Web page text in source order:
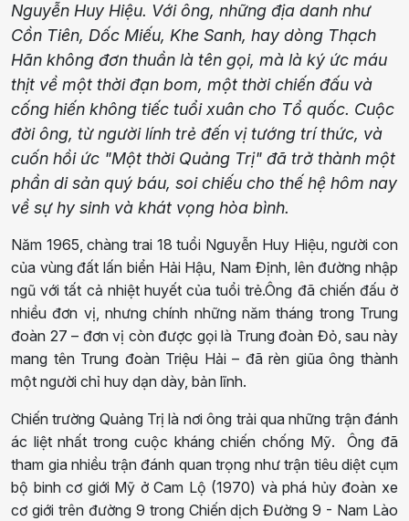
Nguyễn Huy Hiệu. Với ông, những địa danh như
Cồn Tiên, Dốc Miếu, Khe Sanh, hay dòng Thạch
Hãn không đơn thuần là tên gọi, mà là ký ức máu
thịt về một thời đạn bom, một thời chiến đấu và
cống hiến không tiếc tuổi xuân cho Tổ quốc. Cuộc
đời ông, từ người lính trẻ đến vị tướng trí thức, và
cuốn hồi ức "Một thời Quảng Trị" đã trở thành một
phần di sản quý báu, soi chiếu cho thế hệ hôm nay
về sự hy sinh và khát vọng hòa bình.
Năm 1965, chàng trai 18 tuổi Nguyễn Huy Hiệu, người con
của vùng đất lấn biển Hải Hậu, Nam Định, lên đường nhập
ngũ với tất cả nhiệt huyết của tuổi trẻ.Ông đã chiến đấu ở
nhiều đơn vị, nhưng chính những năm tháng trong Trung
đoàn 27 – đơn vị còn được gọi là Trung đoàn Đỏ, sau này
mang tên Trung đoàn Triệu Hải – đã rèn giũa ông thành
một người chỉ huy dạn dày, bản lĩnh.
Chiến trường Quảng Trị là nơi ông trải qua những trận đánh
ác liệt nhất trong cuộc kháng chiến chống Mỹ. Ông đã
tham gia nhiều trận đánh quan trọng như trận tiêu diệt cụm
bộ binh cơ giới Mỹ ở Cam Lộ (1970) và phá hủy đoàn xe
cơ giới trên đường 9 trong Chiến dịch Đường 9 - Nam Lào